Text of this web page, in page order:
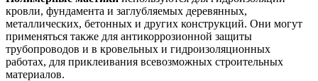
кровли, фундамента и заглубляемых деревянных,
металлических, бетонных и других конструкций. Они могут
применяться также для антикоррозионной защиты
трубопроводов и в кровельных и гидроизоляционных
работах, для приклеивания всевозможных строительных
материалов.